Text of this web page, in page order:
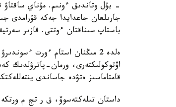
- بۇل وتاندىق ءونىم. مۇناي ساقتاۋ
جارىلعان جاعدايدا جەكە قۇرامدى
باستاپ سىناقتان ءوتتى. قازىر
ەلدە 2 مىڭنان استام ءورت
اۆتوكولىكتەرى، ورمان-پاترۋلدىك
قامتاماسىز ەتۋدە جاساندى
داستان تىلەكتەسوۆ، ق ر تج م ورتكە